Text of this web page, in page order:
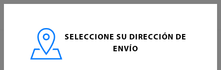
AUTOMOTRIZ PROTECCION Y EMBELLECIMIENTO
PROTECCION Y EMBELLECIMIENTO
SELECCIONE SU DIRECCIÓN DE
ENVÍO